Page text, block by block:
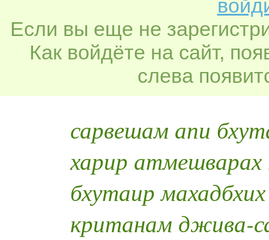
Если вы еще не
Как войдёте на сайт,
слева
сарвешам апи
харир атмешварах
бхутаир
кританам джива-